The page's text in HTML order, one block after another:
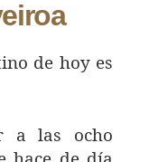
de hoy es
a las ocho